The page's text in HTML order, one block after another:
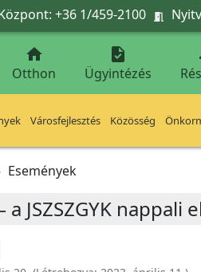
+36 1/459-2100 

Otthon

Ügyintézés
Városfejlesztés Közösség
Események
a JSZSZGYK